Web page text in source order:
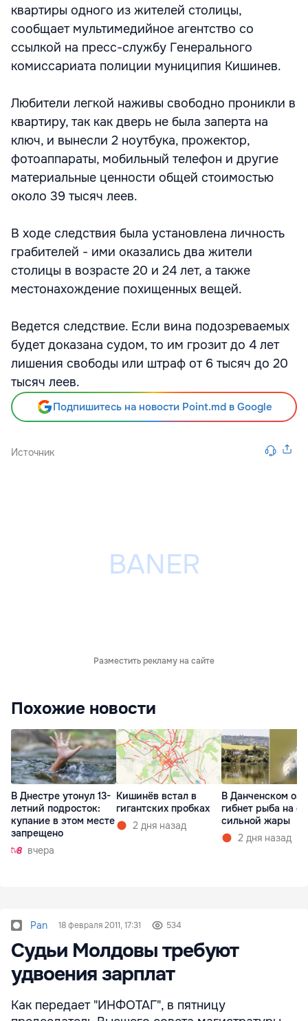
квартиры одного из жителей столицы,
сообщает мультимедийное агентство со
ссылкой на пресс-службу Генерального
комиссариата полиции муниципия Кишинев.
Любители легкой наживы свободно проникли в
квартиру, так как дверь не была заперта на
ключ, и вынесли 2 ноутбука, прожектор,
фотоаппараты, мобильный телефон и другие
материальные ценности общей стоимостью
около 39 тысяч леев.
В ходе следствия была установлена личность
грабителей - ими оказались два жители
столицы в возрасте 20 и 24 лет, а также
местонахождение похищенных вещей.
Ведется следствие. Если вина подозреваемых
будет доказана судом, то им грозит до 4 лет
лишения свободы или штраф от 6 тысяч до 20
тысяч леев.
Подпишитесь на новости Point.md в Google
Источник
Разместить рекламу на сайте
Похожие новости
В Днестре утонул 13-
летний подросток:
купание в этом месте
запрещено
вчера
Кишинёв встал в
гигантских пробках
2 дня назад
В Данченском
гибнет рыба на
сильной жары
2 дня назад
Pan 18 февраля 2011, 17:31 534
Судьи Молдовы требуют
удвоения зарплат
Как передает "ИНФОТАГ", в пятницу